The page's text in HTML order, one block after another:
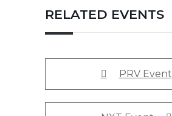
RELATED EVENTS
PRV Event